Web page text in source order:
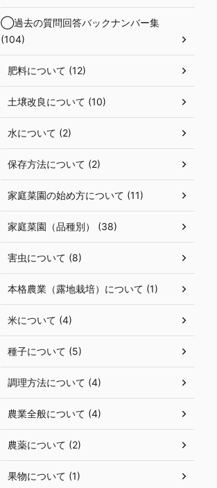
◯過去の質問回答バックナンバー集
(104)
肥料について (12)
土壌改良について (10)
水について (2)
保存方法について (2)
家庭菜園の始め方について (11)
家庭菜園（品種別） (38)
害虫について (8)
本格農業（露地栽培）について (1)
米について (4)
種子について (5)
調理方法について (4)
農業全般について (4)
農薬について (2)
果物について (1)